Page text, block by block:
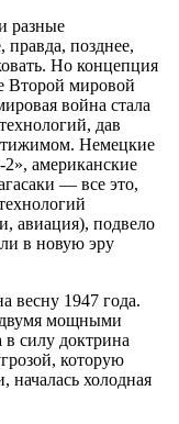
разные
правда, позднее,
Но концепция
Второй мировой
война стала
дав
Немецкие
американские
— все это,
авиация), подвело
в новую эру
весну 1947 года.
мощными
силу доктрина
которую
холодная